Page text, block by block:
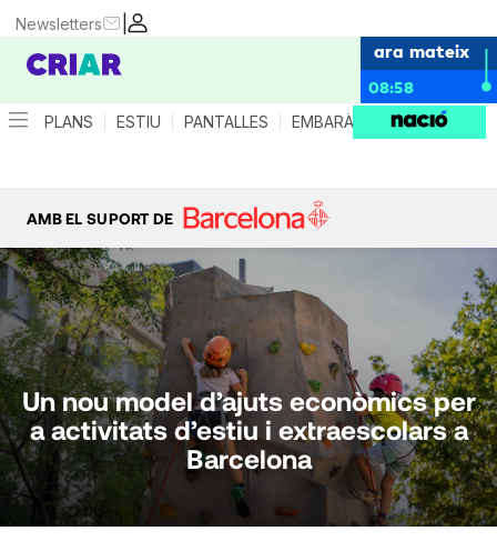
|
Newsletters
ara mateix
08:58
PLANS ESTIU PANTALLES EMBARÀS CRIANÇA
AMB EL SUPORT DE
Un nou model d’ajuts econòmics per
a activitats d’estiu i extraescolars a
Barcelona